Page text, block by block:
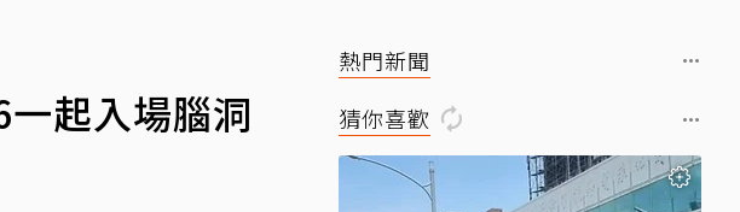
起入場腦洞
熱門新聞
猜你喜歡